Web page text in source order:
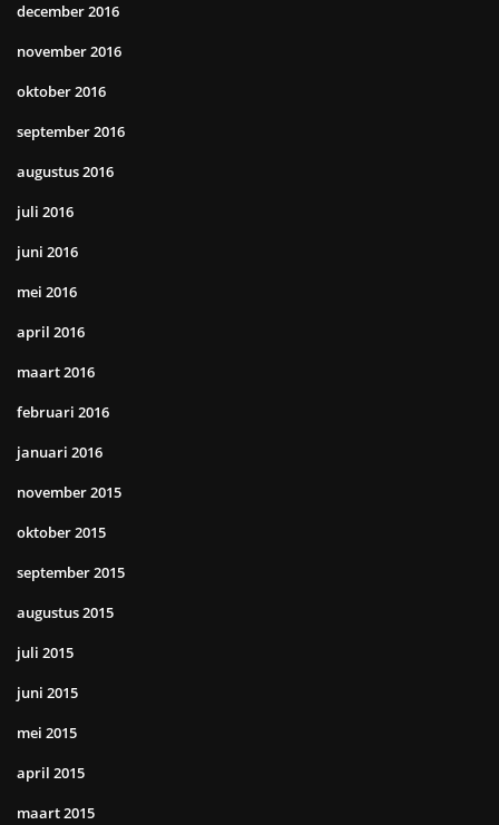
december 2016
november 2016
oktober 2016
september 2016
augustus 2016
juli 2016
juni 2016
mei 2016
april 2016
maart 2016
februari 2016
januari 2016
november 2015
oktober 2015
september 2015
augustus 2015
juli 2015
juni 2015
mei 2015
april 2015
maart 2015